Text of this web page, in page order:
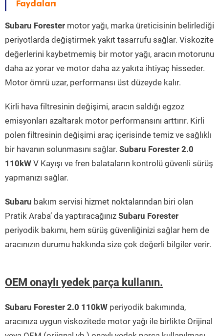
Faydaları
Subaru Forester motor yağı, marka üreticisinin belirlediği
periyotlarda değiştirmek yakıt tasarrufu sağlar. Viskozite
değerlerini kaybetmemiş bir motor yağı, aracın motorunu
daha az yorar ve motor daha az yakıta ihtiyaç hisseder.
Motor ömrü uzar, performansı üst düzeyde kalır.
Kirli hava filtresinin değişimi, aracın saldığı egzoz
emisyonları azaltarak motor performansını arttırır. Kirli
polen filtresinin değişimi araç içerisinde temiz ve sağlıklı
bir havanın solunmasını sağlar. Subaru Forester 2.0
110kW V Kayışı ve fren balataların kontrolü güvenli sürüş
yapmanızı sağlar.
Subaru bakım servisi hizmet noktalarından biri olan
Pratik Araba’ da yaptıracağınız Subaru Forester
periyodik bakımı, hem sürüş güvenliğinizi sağlar hem de
aracınızın durumu hakkında size çok değerli bilgiler verir.
OEM onaylı yedek parça kullanın.
Subaru Forester 2.0 110kW periyodik bakımında,
aracınıza uygun viskozitede motor yağı ile birlikte Orijinal